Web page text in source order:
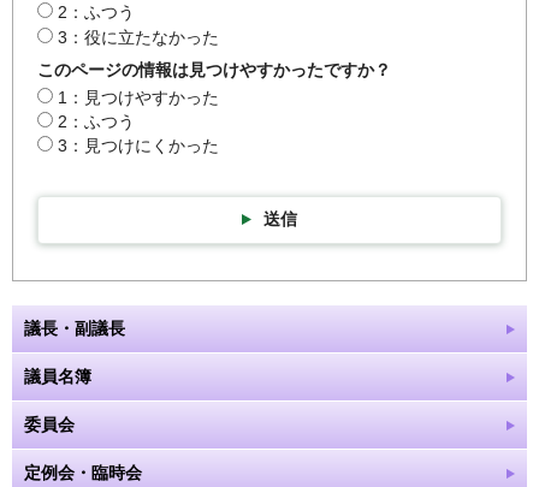
2：ふつう
3：役に立たなかった
このページの情報は見つけやすかったですか？
1：見つけやすかった
2：ふつう
3：見つけにくかった
送信
議長・副議長
議員名簿
委員会
定例会・臨時会